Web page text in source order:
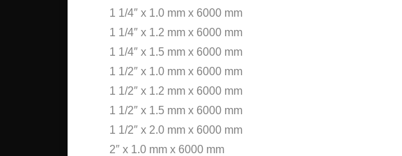
1 1/4″ x 1.0 mm x 6000 mm
1 1/4″ x 1.2 mm x 6000 mm
1 1/4″ x 1.5 mm x 6000 mm
1 1/2″ x 1.0 mm x 6000 mm
1 1/2″ x 1.2 mm x 6000 mm
1 1/2″ x 1.5 mm x 6000 mm
1 1/2″ x 2.0 mm x 6000 mm
2″ x 1.0 mm x 6000 mm